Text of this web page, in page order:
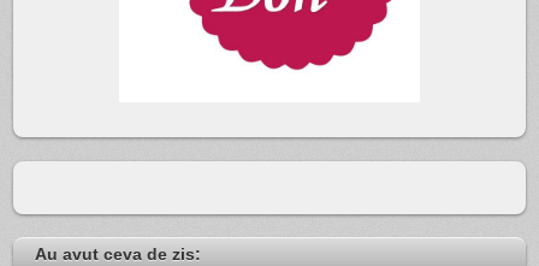
Au avut ceva de zis: